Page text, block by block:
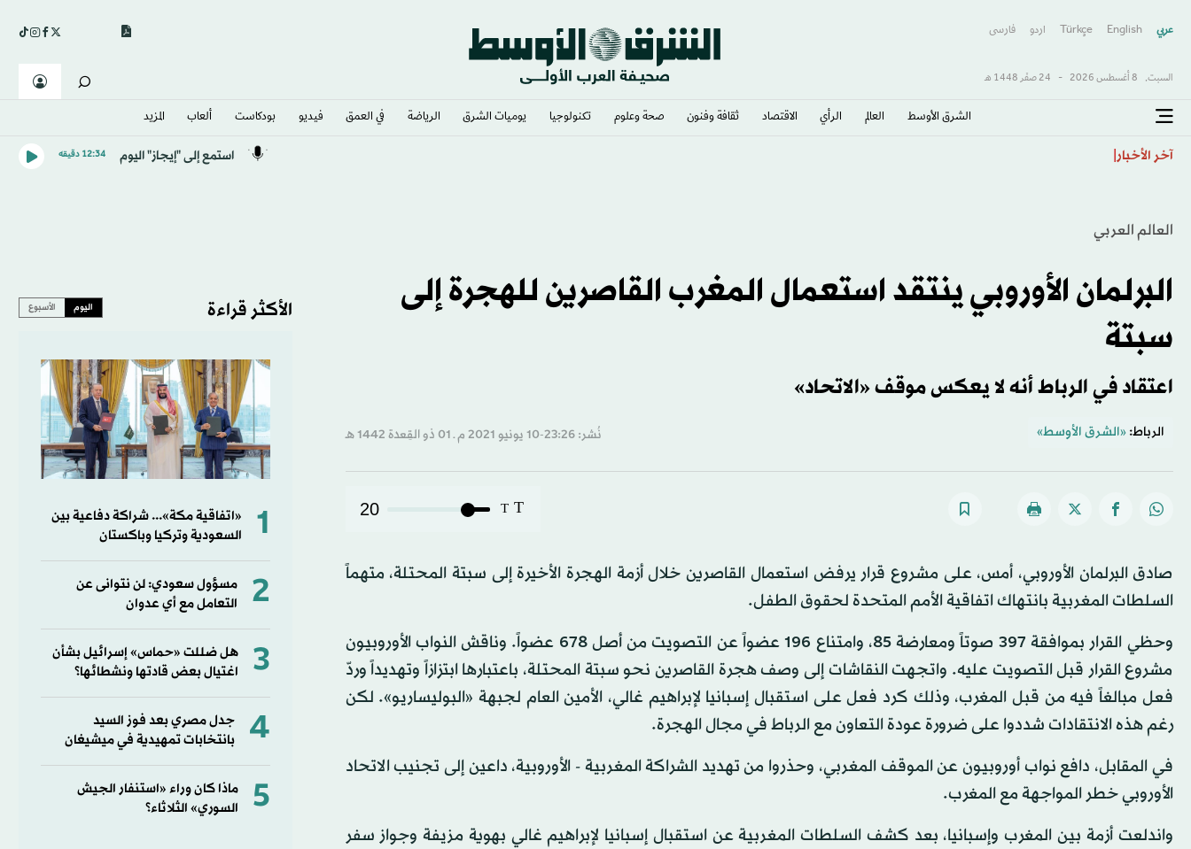
عربي English
Türkçe اردو فارسى
السبت, 8 أغسطس 2026 - 24 صفَر 1448 هـ
الشرق الأوسط​ العالم الرأي الاقتصاد ثقافة وفنون صحة وعلوم تكنولوجيا يوميات الشرق​ الرياضة في العمق فيديو بودكاست ألعاب المزيد
آخر الأخبار استمع إلى "إيجاز" اليوم 12:34 دقيقه
العالم العربي
البرلمان الأوروبي ينتقد استعمال المغرب القاصرين للهجرة إلى
سبتة
اعتقاد في الرباط أنه لا يعكس موقف «الاتحاد»
الرباط: «الشرق الأوسط» نُشر: 23:26-10 يونيو 2021 م ـ 01 ذو القِعدة 1442 هـ
T
T
20
صادق البرلمان الأوروبي، أمس، على مشروع قرار يرفض استعمال القاصرين خلال أزمة الهجرة الأخيرة إلى سبتة المحتلة، متهماً
السلطات المغربية بانتهاك اتفاقية الأمم المتحدة لحقوق الطفل.
وحظي القرار بموافقة 397 صوتاً ومعارضة 85، وامتناع 196 عضواً عن التصويت من أصل 678 عضواً. وناقش النواب الأوروبيون
مشروع القرار قبل التصويت عليه. واتجهت النقاشات إلى وصف هجرة القاصرين نحو سبتة المحتلة، باعتبارها ابتزازاً وتهديداً وردّ
فعل مبالغاً فيه من قبل المغرب، وذلك كرد فعل على استقبال إسبانيا لإبراهيم غالي، الأمين العام لجبهة «البوليساريو». لكن
رغم هذه الانتقادات شددوا على ضرورة عودة التعاون مع الرباط في مجال الهجرة.
في المقابل، دافع نواب أوروبيون عن الموقف المغربي، وحذروا من تهديد الشراكة المغربية - الأوروبية، داعين إلى تجنيب الاتحاد
الأوروبي خطر المواجهة مع المغرب.
واندلعت أزمة بين المغرب وإسبانيا، بعد كشف السلطات المغربية عن استقبال إسبانيا لإبراهيم غالي بهوية مزيفة وجواز سفر
الأكثر قراءة اليوم الأسبوع
1
«اتفاقية مكة»... شراكة دفاعية بين
السعودية وتركيا وباكستان
2
مسؤول سعودي: لن نتوانى عن
التعامل مع أي عدوان
3
هل ضللت «حماس» إسرائيل بشأن
اغتيال بعض قادتها ونشطائها؟
4
جدل مصري بعد فوز السيد
بانتخابات تمهيدية في ميشيغان
5
ماذا كان وراء «استنفار الجيش
السوري» الثلاثاء؟